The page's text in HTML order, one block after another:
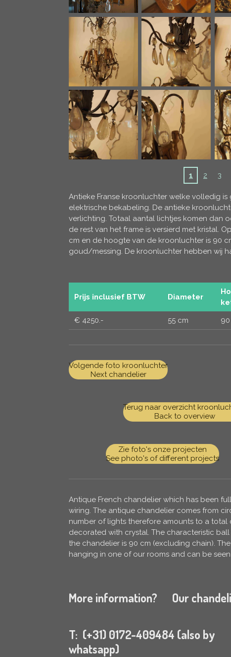
1 2 3
Antieke Franse kroonluchter welke volledig
elektrische bekabeling. De antieke
verlichting. Totaal aantal lichtjes komen dan
de rest van het frame is versierd met kristal.
cm en de hoogte van de kroonluchter is 90
goud/messing. De kroonluchter hebben wij
Prijs inclusief BTW Diameter
€ 4250.- 55 cm
Volgende foto kroonluchter
Next chandelier
Terug naar overzicht
Back to overview
Zie foto's onze projecten
See photo's of different projects
Antique French chandelier which has been
wiring. The antique chandelier comes from
number of lights therefore amounts to a total
decorated with crystal. The characteristic
the chandelier is 90 cm (excluding chain).
hanging in one of our rooms and can be seen
More information? Our
T: (+31) 0172-409484 (also by
whatsapp)